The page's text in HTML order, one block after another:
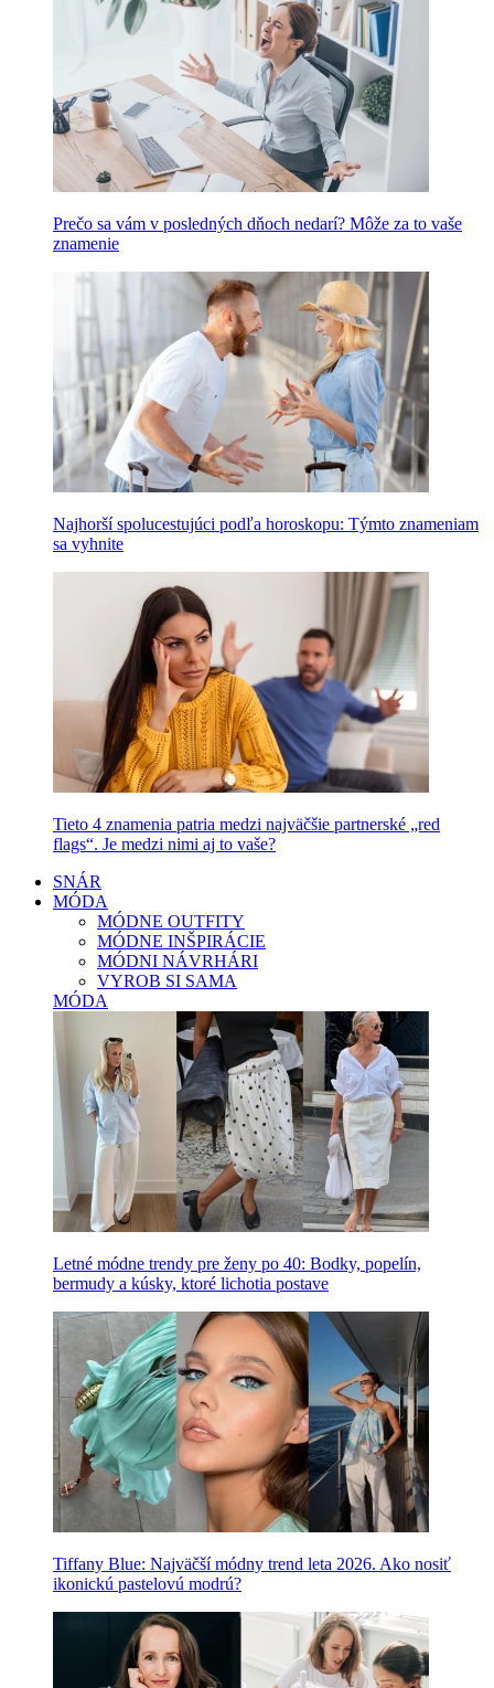
Prečo sa vám v posledných dňoch nedarí? Môže za to vaše
znamenie
Najhorší spolucestujúci podľa horoskopu: Týmto znameniam
sa vyhnite
Tieto 4 znamenia patria medzi najväčšie partnerské „red
flags“. Je medzi nimi aj to vaše?
SNÁR
MÓDA
MÓDNE OUTFITY
MÓDNE INŠPIRÁCIE
MÓDNI NÁVRHÁRI
VYROB SI SAMA
MÓDA
Letné módne trendy pre ženy po 40: Bodky, popelín,
bermudy a kúsky, ktoré lichotia postave
Tiffany Blue: Najväčší módny trend leta 2026. Ako nosiť
ikonickú pastelovú modrú?